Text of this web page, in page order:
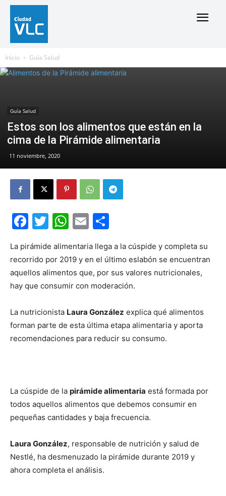
Inicio Guía Salud
Guía Salud
Estos son los alimentos que están en la
cima de la Pirámide alimentaria
11 noviembre, 2020
Facebook
Twitter
WhatsApp
Email
La pirámide alimentaria llega a la cúspide y completa su
recorrido por 2019 y en el último eslabón se encuentran
aquellos alimentos que, por sus valores nutricionales,
hay que consumir con moderación.
La nutricionista Laura González explica qué alimentos
forman parte de esta última etapa alimentaria y aporta
recomendaciones para reducir su consumo.
La cúspide de la pirámide alimentaria está formada por
todos aquellos alimentos que debemos consumir en
pequeñas cantidades y baja frecuencia.
Laura González, responsable de nutrición y salud de
Nestlé, ha desmenuzado la pirámide durante 2019 y
ahora completa el análisis.